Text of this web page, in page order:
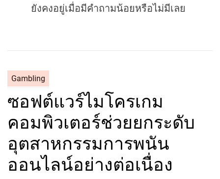
ยังคงอยู่เมื่อมีคำถามน้อยหรือไม่มีเลย
a
t
g
e
Gambling
ซอฟต์แวร์ไมโครเกม
คอมพิวเตอร์ช่วยยกระดับ
อุตสาหกรรมการพนัน
ออนไลน์อย่างต่อเนื่อง